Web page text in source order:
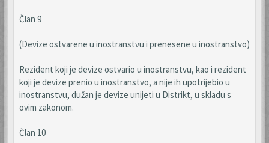
Član 9
(Devize ostvarene u inostranstvu i prenesene u inostranstvo)
Rezident koji je devize ostvario u inostranstvu, kao i rezident
koji je devize prenio u inostranstvo, a nije ih upotrijebio u
inostranstvu, dužan je devize unijeti u Distrikt, u skladu s
ovim zakonom.
Član 10